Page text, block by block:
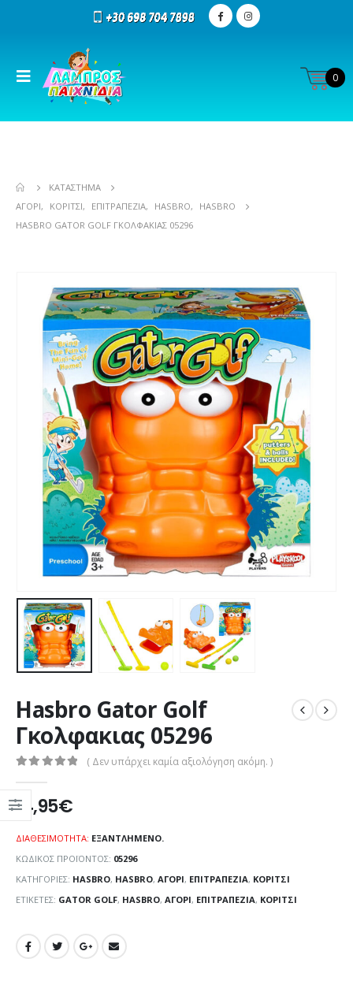
0
ΚΑΤΆΣΤΗΜΑ
ΑΓΌΡΙ, ΚΟΡΊΤΣΙ, ΕΠΙΤΡΑΠΕΖΊΑ, HASBRO,
HASBRO
HASBRO GATOR GOLF ΓΚΟΛΦΑΚΙΑΣ 05296
Hasbro Gator Golf
Γκολφακιας 05296
( Δεν υπάρχει καμία αξιολόγηση ακόμη. )
14,95€
ΔΙΑΘΕΣΙΜΌΤΗΤΑ: ΕΞΑΝΤΛΗΜΈΝΟ.
ΚΩΔΙΚΌΣ ΠΡΟΪΌΝΤΟΣ: 05296
ΚΑΤΗΓΟΡΊΕΣ: HASBRO, HASBRO, ΑΓΌΡΙ, ΕΠΙΤΡΑΠΕΖΊΑ, ΚΟΡΊΤΣΙ
ΕΤΙΚΈΤΕΣ: GATOR GOLF, HASBRO, ΑΓΌΡΙ, ΕΠΙΤΡΑΠΈΖΙΑ, ΚΟΡΊΤΣΙ